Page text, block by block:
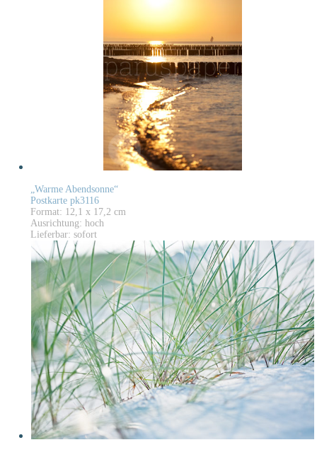
„Warme Abendsonne“
Postkarte pk3116
Format: 12,1 x 17,2 cm
Ausrichtung: hoch
Lieferbar: sofort